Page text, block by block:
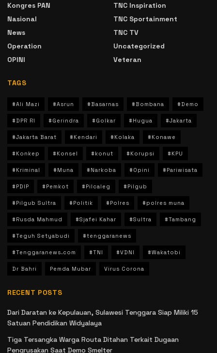
Kongres PAN
Nasional
News
Operation
OPINI
TNC Inspiration
TNC Sportainment
TNC TV
Uncategorized
Veteran
TAGS
#Ali Mazi #Asrun #Basarnas #Bombana #Demo
#DPR RI #Gerindra #Golkar #Hugua #Jakarta
#Jakarta Barat #Kendari #Kolaka #Konawe
#Konkep #Konsel #konut #Korupsi #KPU
#Kriminal #Muna #Narkoba #Opini #Pariwisata
#PDIP #Pemkot #Pilcaleg #Pilgub
#Pilgub Sultra #Politik #Polres #polres muna
#Rusda Mahmud #Sjafei Kahar #Sultra #Tambang
#Teguh Setyabudi #tenggaranews
#Tenggaranews.com #TNI #VDNI #Wakatobi
Dr Bahri Pemda Mubar Virus Corona
RECENT POSTS
Dari Daratan ke Kepulauan, Sulawesi Tenggara Siap Miliki 15
Satuan Pendidikan Widyalaya
Tiga Tersangka Warga Routa Ditahan Terkait Dugaan
Pengrusakan Saat Demo Smelter